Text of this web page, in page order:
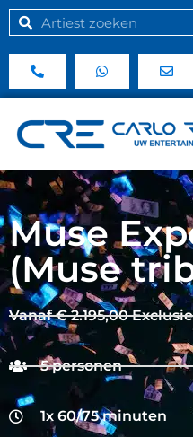
Muse
(Muse
Vanaf € 2.195,00
5 personen
1x 60/75 minuten